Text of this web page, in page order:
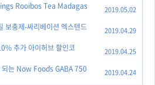
Rooibos Tea Madagas
2019.05.02
보충제-싸리베이션 엑스텐드
2019.04.29
추가 아이허브 할인코
2019.04.25
되는 Now Foods GABA 750
2019.04.24